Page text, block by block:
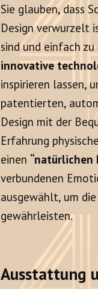
Sie glauben, dass
Design verwurzelt
sind und einfach
innovative
inspirieren lassen,
patentierten,
Design mit der
Erfahrung
einen “natürlichen
verbundenen
ausgewählt, um
gewährleisten.
Ausstattung